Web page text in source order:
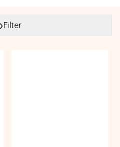
Filter